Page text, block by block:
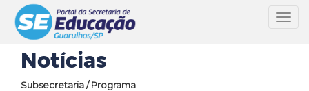
Notícias
Subsecretaria / Programa